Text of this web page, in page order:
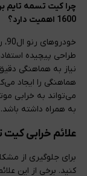
1600 اهمیت دارد؟
طراحی پیچیده
نیاز به هماهنگی
هماهنگی را ایجاد
می‌تواند به خرابی
به همراه داشته باشد.
علائم خرابی
برای جلوگیری از
کنید. برخی از این